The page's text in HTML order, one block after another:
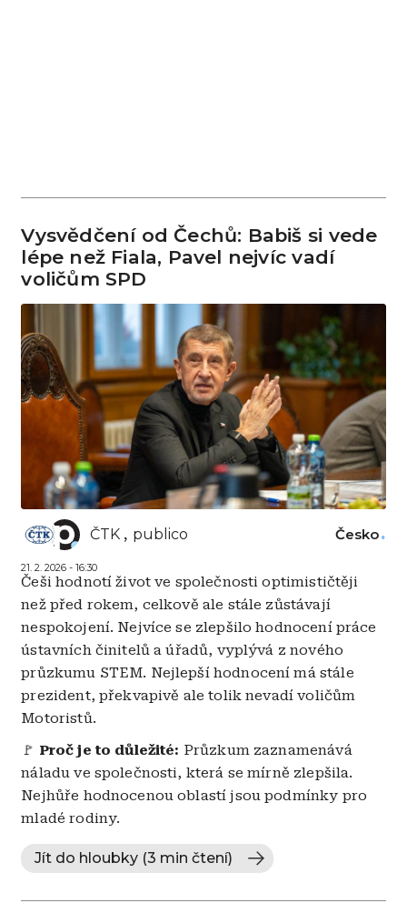
Vysvědčení od Čechů: Babiš si vede
lépe než Fiala, Pavel nejvíc vadí
voličům SPD
ČTK publico
21. 2. 2026 - 16:30
Česko
Češi hodnotí život ve společnosti optimističtěji
než před rokem, celkově ale stále zůstávají
nespokojení. Nejvíce se zlepšilo hodnocení práce
ústavních činitelů a úřadů, vyplývá z nového
průzkumu STEM. Nejlepší hodnocení má stále
prezident, překvapivě ale tolik nevadí voličům
Motoristů.
🚩 Proč je to důležité: Průzkum zaznamenává
náladu ve společnosti, která se mírně zlepšila.
Nejhůře hodnocenou oblastí jsou podmínky pro
mladé rodiny.
Jít do hloubky (3 min čtení)